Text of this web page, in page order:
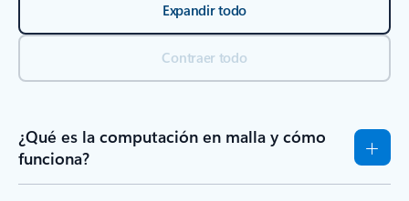
Expandir todo
Contraer todo
¿Qué es la computación en malla y cómo
funciona?